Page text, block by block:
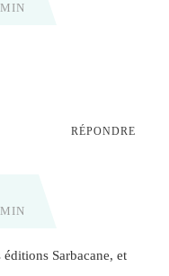
RÉPONDRE
Sarbacane, et